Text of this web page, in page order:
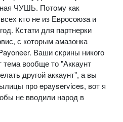
ЧУШЬ. Потому как
кто не из Евросоюза и
Кстати для партнерки
с которым амазонка
Ваши скрины никого
тема вообще то "Аккаунт
другой аккаунт", а вы
про epayservices, вот я
не вводили народ в